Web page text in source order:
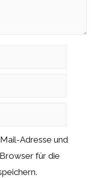
Adresse und
für die